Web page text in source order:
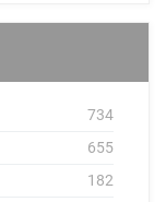
734
655
182